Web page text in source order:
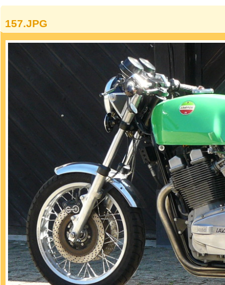
157.JPG